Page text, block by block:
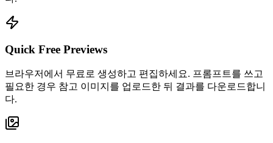
Quick Free Previews
브라우저에서 무료로 생성하고 편집하세요. 프롬프트를 쓰고
필요한 경우 참고 이미지를 업로드한 뒤 결과를 다운로드합니
다.